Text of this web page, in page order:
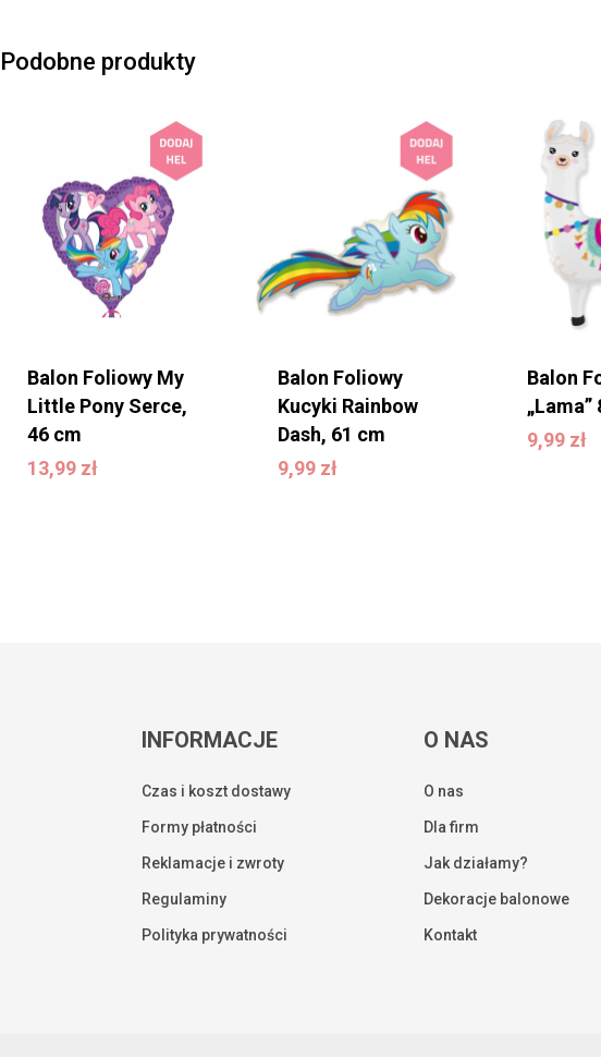
Kwota:
Podobne produkty
Balon Foliowy My
Little Pony Serce,
46 cm
13,99 zł
13,99
Balon Foliowy
Kucyki Rainbow
Dash, 61 cm
9,99 zł
9,99 zł
Balon
„Lama”
9,99 zł
9,99zł
INFORMACJE
Czas i koszt dostawy
Formy płatności
Reklamacje i zwroty
Regulaminy
Polityka prywatności
O NAS
O nas
Dla firm
Jak działamy?
Dekoracje balonowe
Kontakt